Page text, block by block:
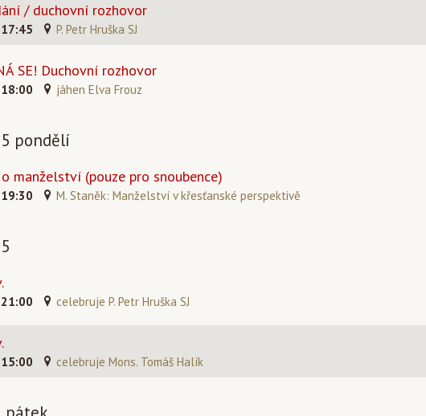
/ duchovní rozhovor
P. Petr Hruška SJ
SE! Duchovní rozhovor
jáhen Elva Frouz
pondělí
o manželství (pouze pro snoubence)
M. Staněk: Manželství v křesťanské perspektivě
celebruje P. Petr Hruška SJ
celebruje Mons. Tomáš Halík